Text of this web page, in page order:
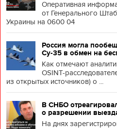
Оперативная
от Генерального
Украины на 0600 04
Россия могла
Су-35 в обмен на
Как отмечают
OSINT-
из открытых источников) о ...
В СНБО
о разрешении
На днях